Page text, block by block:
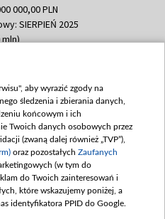
000,00 PLN
SIERPIEŃ 2025
051,21 PLN
mln, październik 350
000,00 PLN
GRUDZIEŃ 2025
mln)
000,00 PLN
LUTY 2026 (wpłata
aby wyrazić zgody na
śledzenia i zbierania danych,
końcowym i ich
Twoich danych osobowych przez
(zwaną dalej również „TVP”),
oraz pozostałych Zaufanych
(w tym do
do Twoich zainteresowań i
które wskazujemy poniżej, a
identyfikatora PPID do Google.